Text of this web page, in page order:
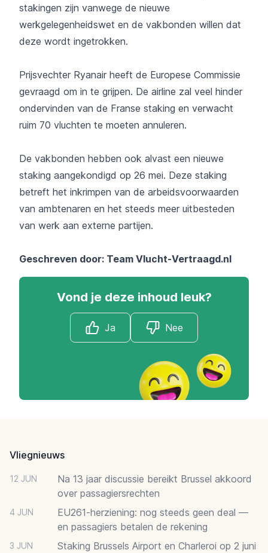
stakingen zijn vanwege de nieuwe
werkgelegenheidswet en de vakbonden willen dat
deze wordt ingetrokken.
Prijsvechter Ryanair heeft de Europese Commissie
gevraagd om in te grijpen. De airline zal veel hinder
ondervinden van de Franse staking en verwacht
ruim 70 vluchten te moeten annuleren.
De vakbonden hebben ook alvast een nieuwe
staking aangekondigd op 26 mei. Deze staking
betreft het inkrimpen van de arbeidsvoorwaarden
van ambtenaren en het steeds meer uitbesteden
van werk aan externe partijen.
Geschreven door: Team Vlucht-Vertraagd.nl
Vond je deze inhoud leuk?
Ja Nee
Vliegnieuws
12 JUN
Na 13 jaar discussie bereikt Brussel akkoord
over passagiersrechten
4 JUN
EU261-herziening: nog steeds geen deal —
en passagiers betalen de rekening
3 JUN
Staking Brussels Airport en Charleroi op 2 juni